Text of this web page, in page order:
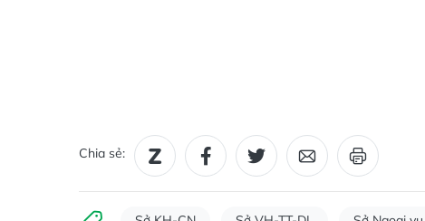
Chia sẻ:
Sở KH-CN Sở VH-TT-DL Sở Ngoại vụ